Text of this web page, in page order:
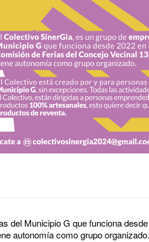
del Municipio G que funciona
autonomía como grupo organizado.